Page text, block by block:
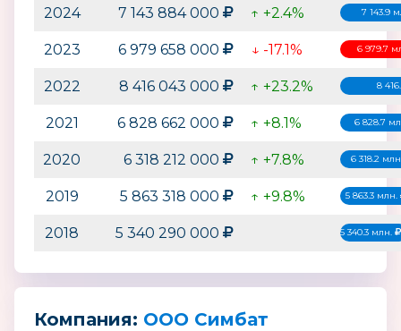
2024 7 143 884 000 ↑ +2.4% 7 143.9
2023 6 979 658 000 ↓ -17.1% 6 979.7
2022 8 416 043 000 ↑ +23.2% 8
2021 6 828 662 000 ↑ +8.1% 6 828.7
2020 6 318 212 000 ↑ +7.8% 6 318.2
2019 5 863 318 000 ↑ +9.8% 5 863.3 млн.
2018 5 340 290 000 5 340.3 млн.
Компания: ООО Симбат